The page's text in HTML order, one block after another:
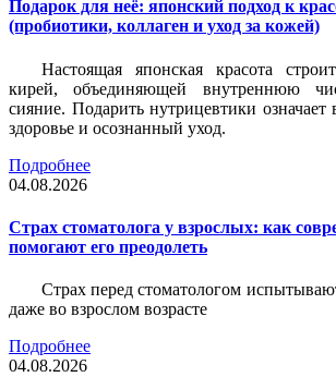
Подарок для неё: японский подход к
(пробиотики, коллаген и уход за кожей)
Настоящая японская красота
кирей, объединяющей внутреннюю
сияние. Подарить нутрицевтики означает
здоровье и осознанный уход.
Подробнее
04.08.2026
Страх стоматолога у взрослых: как
помогают его преодолеть
Страх перед стоматологом
даже во взрослом возрасте
Подробнее
04.08.2026